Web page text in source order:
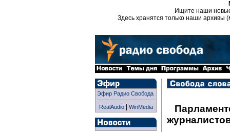
Ищите наши
Здесь хранятся только наши архивы
Эфир Радио Свобода
RealAudio| WinMedia